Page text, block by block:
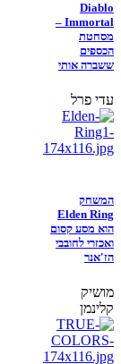
Diablo
Immortal –
מסחטת
הכספים
ששברה אותי
עדי פרל
המשחק
Elden Ring
הוא מסע קסום
ואכזרי לחובבי
הז'אנר
מושיק
קלינמן